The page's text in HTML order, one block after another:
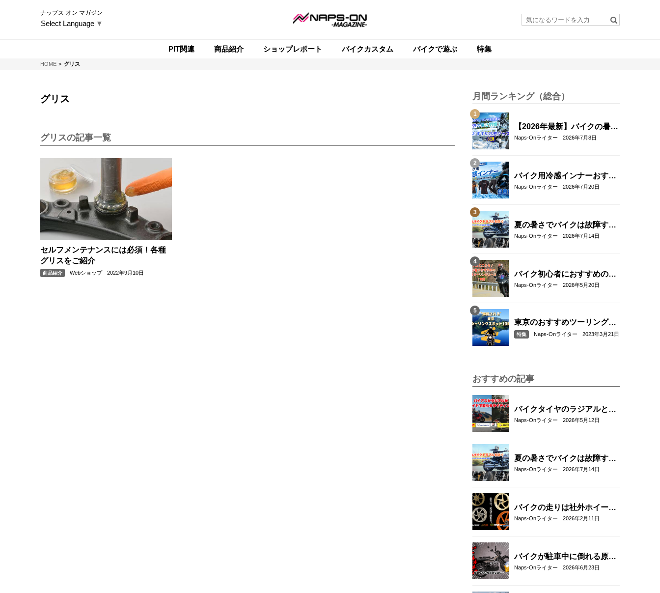
ナップス-オン マガジン
Select Language ▼
PIT関連 商品紹介 ショップレポート バイクカスタム バイクで遊ぶ 特集
HOMENAPS-ON マガジン
グリス
グリス
グリスの記事一覧
セルフメンテナンスには必須！各種
グリスをご紹介
商品紹介 Webショップ 2022年9月10日
月間ランキング（総合）
【2026年最新】バイクの暑さ
対策・冷感グッズおすすめ8
Naps-Onライター 2026年7月8日
バイク用冷感インナーおすす
め22選！夏のツーリングを快
Naps-Onライター 2026年7月20日
夏の暑さでバイクは故障す
る？起こりやすいトラブルと
Naps-Onライター 2026年7月14日
バイク初心者におすすめの関
東近郊ツーリングコース10選
Naps-Onライター 2026年5月20日
東京のおすすめツーリングス
ポット10選
特集 Naps-Onライター 2023年3月21日
おすすめの記事
バイクタイヤのラジアルとバ
イアスの違いとは？特徴・選
Naps-Onライター 2026年5月12日
夏の暑さでバイクは故障す
る？起こりやすいトラブルと
Naps-Onライター 2026年7月14日
バイクの走りは社外ホイール
への交換でここまで変わる｜
Naps-Onライター 2026年2月11日
バイクが駐車中に倒れる原因
と対策5選｜転倒防止テクニ
Naps-Onライター 2026年6月23日